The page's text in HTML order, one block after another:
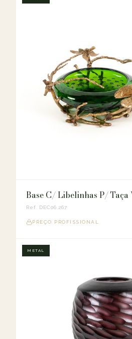
Base C/ Libelinhas P/ Taça
Ref. DEC06.267
PREÇO PROFISSIONAL
METAL